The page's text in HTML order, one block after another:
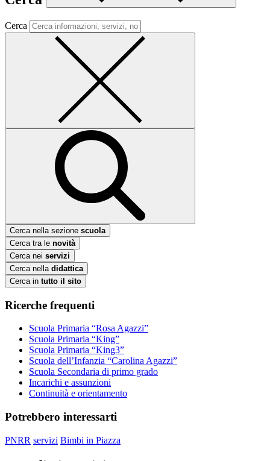
Cerca
Cerca nella sezione scuola
Cerca tra le novità
Cerca nei servizi
Cerca nella didattica
Cerca in tutto il sito
Ricerche frequenti
Scuola Primaria “Rosa Agazzi”
Scuola Primaria “King”
Scuola Primaria “King3”
Scuola dell’Infanzia “Carolina Agazzi”
Scuola Secondaria di primo grado
Incarichi e assunzioni
Continuità e orientamento
Potrebbero interessarti
PNRR servizi Bimbi in Piazza